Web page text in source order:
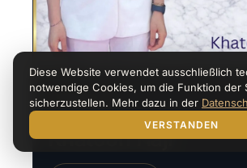
Hamburg
Khatoon Haji
Diese Website verwendet ausschließlich
notwendige Cookies, um die Funktion der
sicherzustellen. Mehr dazu in der
VERSTANDEN